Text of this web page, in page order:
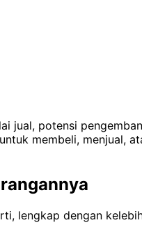
jual, potensi
membeli, menjual,
lengkap dengan